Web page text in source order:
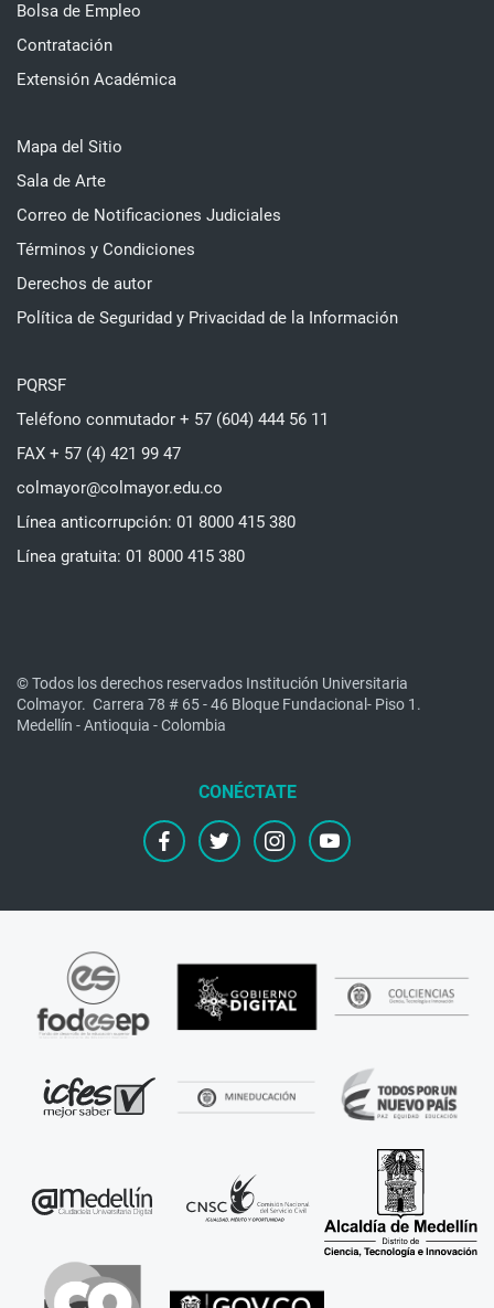
Bolsa de Empleo
Contratación
Extensión Académica
Mapa del Sitio
Sala de Arte
Correo de Notificaciones Judiciales
Términos y Condiciones
Derechos de autor
Política de Seguridad y Privacidad de la Información
PQRSF
Teléfono conmutador + 57 (604) 444 56 11
FAX + 57 (4) 421 99 47
colmayor@colmayor.edu.co
Línea anticorrupción: 01 8000 415 380
Línea gratuita: 01 8000 415 380
© Todos los derechos reservados Institución Universitaria
Colmayor. Carrera 78 # 65 - 46 Bloque Fundacional- Piso 1.
Medellín - Antioquia - Colombia